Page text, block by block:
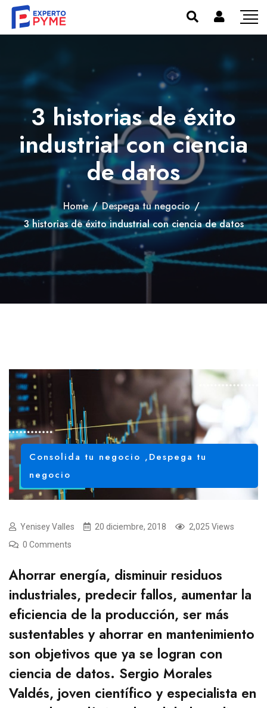
3 historias de éxito
industrial con ciencia
de datos
Home / Despega tu negocio /
3 historias de éxito industrial con ciencia de datos
Consolida tu negocio ,Despega tu
negocio
Yenisey Valles 20 diciembre, 2018
2,025 Views
0 Comments
Ahorrar energía, disminuir residuos
industriales, predecir fallos, aumentar la
eficiencia de la producción, ser más
sustentables y ahorrar en mantenimiento
son objetivos que ya se logran con
ciencia de datos. Sergio Morales
Valdés, joven científico y especialista en